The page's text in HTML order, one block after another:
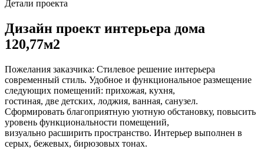
Детали проекта
Дизайн проект интерьера дома
120,77м2
Пожелания заказчика: Стилевое решение интерьера
современный стиль. Удобное и функциональное размещение
следующих помещений: прихожая, кухня,
гостиная, две детских, лоджия, ванная, санузел.
Сформировать благоприятную уютную обстановку, повысить
уровень функциональности помещений,
визуально расширить пространство. Интерьер выполнен в
серых, бежевых, бирюзовых тонах.